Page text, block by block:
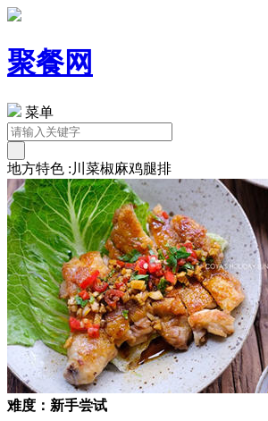
聚餐网
菜单
地方特色 :川菜椒麻鸡腿排
难度：新手尝试